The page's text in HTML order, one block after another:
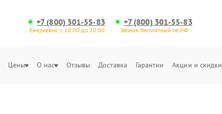
+7 (800) 301-55-83
Ежедневно, с 10:00 до 20:00
+7 (800) 301-55-83
Звонок бесплатный по РФ
Цены О нас Отзывы Доставка Гарантии Акции и скидки